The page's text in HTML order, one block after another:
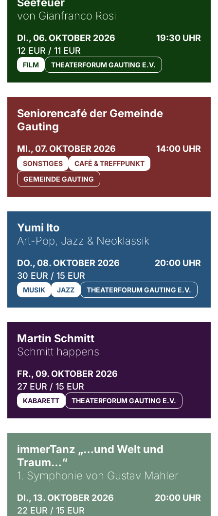
von Gianfranco Rosi
DI., 06. OKTOBER 2026
19:30 UHR
12 EUR / 11 EUR
FILM THEATERFORUM GAUTING E.V.
Seniorencafé der Gemeinde
Gauting
MI., 07. OKTOBER 2026 14:00 UHR
SONSTIGES
CAFÉ & TREFFPUNKT
GEMEINDE GAUTING
Yumi Ito
Art-Pop, Jazz & Neoklassik
DO., 08. OKTOBER 2026
20:00 UHR
30 EUR / 15 EUR
MUSIK JAZZ THEATERFORUM GAUTING E.V.
Martin Schmitt
Schmitt happens
FR., 09. OKTOBER 2026
27 EUR / 15 EUR
KABARETT THEATERFORUM GAUTING E.V.
immerTanz „…und Welt und
Traum…“
1. Symphonie von Gustav Mahler
DI., 13. OKTOBER 2026
20:00 UHR
22 EUR / 15 EUR